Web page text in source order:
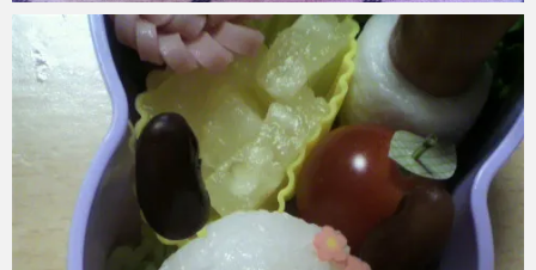
azuki 2017年6月6日